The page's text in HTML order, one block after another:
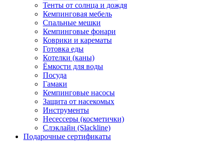
Тенты от солнца и дождя
Кемпинговая мебель
Спальные мешки
Кемпинговые фонари
Коврики и карематы
Готовка еды
Котелки (каны)
Ёмкости для воды
Посуда
Гамаки
Кемпинговые насосы
Защита от насекомых
Инструменты
Несессеры (косметички)
Слэклайн (Slackline)
Подарочные сертификаты